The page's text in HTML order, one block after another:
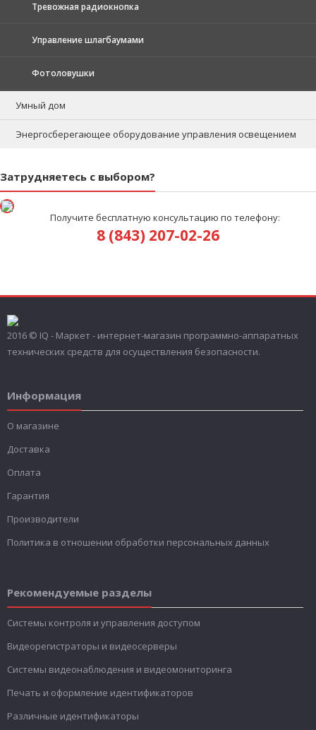
Тревожная радиокнопка
Управление шлагбаумами
Фотоловушки
Умный дом
Энергосберегающее оборудование управления освещением
Затрудняетесь с выбором?
Получите бесплатную консультацию по телефону:
8 (843) 207-02-26
2016 © IQ - Маркет - интернет-магазин программно-аппаратных
технических средств для осуществления безопасности.
Информация
О магазине
Доставка
Оплата
Гарантия
Производители
Политика в отношении обработки персональных данных
Рекомендуемые разделы
Системы контроля и управления доступом
Видеорегистраторы и видеосерверы
Системы видеонаблюдения и видеомониторинга
Печать и оформление идентификаторов
Различные идентификаторы